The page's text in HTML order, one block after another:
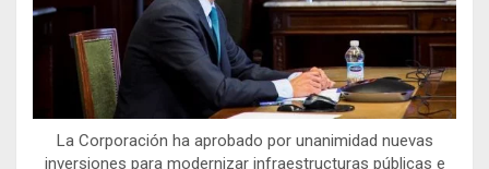
La Corporación ha aprobado por unanimidad nuevas
inversiones para modernizar infraestructuras públicas e